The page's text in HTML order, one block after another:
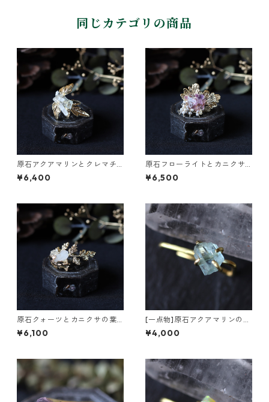
同じカテゴリの商品
原石アクアマリンとクレマチ
スの葉イヤーカフ
¥6,400
原石フローライトとカニクサ
の葉イヤーカフ
¥6,500
原石クォーツとカニクサの葉
イヤーカフ
¥6,100
[一点物]原石アクアマリンの真
鍮インダストリアル風イヤー
カフ
¥4,000